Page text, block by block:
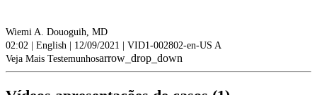
Wiemi A. Douoguih, MD
02:02 | English | 12/09/2021 | VID1-002802-en-US A
Veja Mais Testemunhosarrow_drop_down